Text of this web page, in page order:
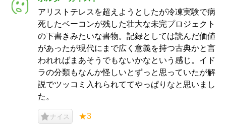
アリストテレスを超えようとしたが冷凍実験で病
死したベーコンが残した壮大な未完プロジェクト
の下書きみたいな書物。記録としては読んだ価値
があったが現代にまで広く意義を持つ古典かと言
われればまあそうでもないかなという感じ。イド
ラの分類もなんか怪しいとずっと思っていたが解
説でツッコミ入れられててやっぱりなと思いまし
た。
ナイス ★3